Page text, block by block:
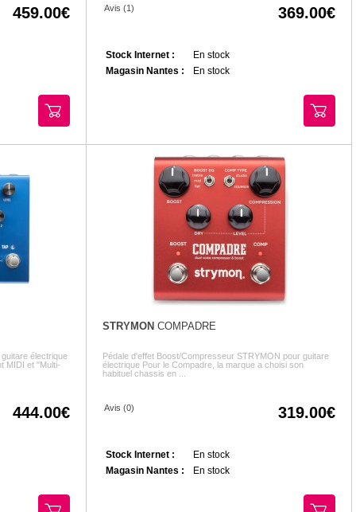
459.00 Avis (1) 369.00
Stock Internet :
En stock
Magasin Nantes :
En stock
électrique
MIDI et "Multi-
444.00
STRYMON COMPADRE
Pédale d'effet Boost/Compresseur STRYMON pour guitare
électrique Pour le Compadre, la marque a choisi son
habituel chassis en ...
Avis (0) 319.00
Stock Internet :
En stock
Magasin Nantes :
En stock